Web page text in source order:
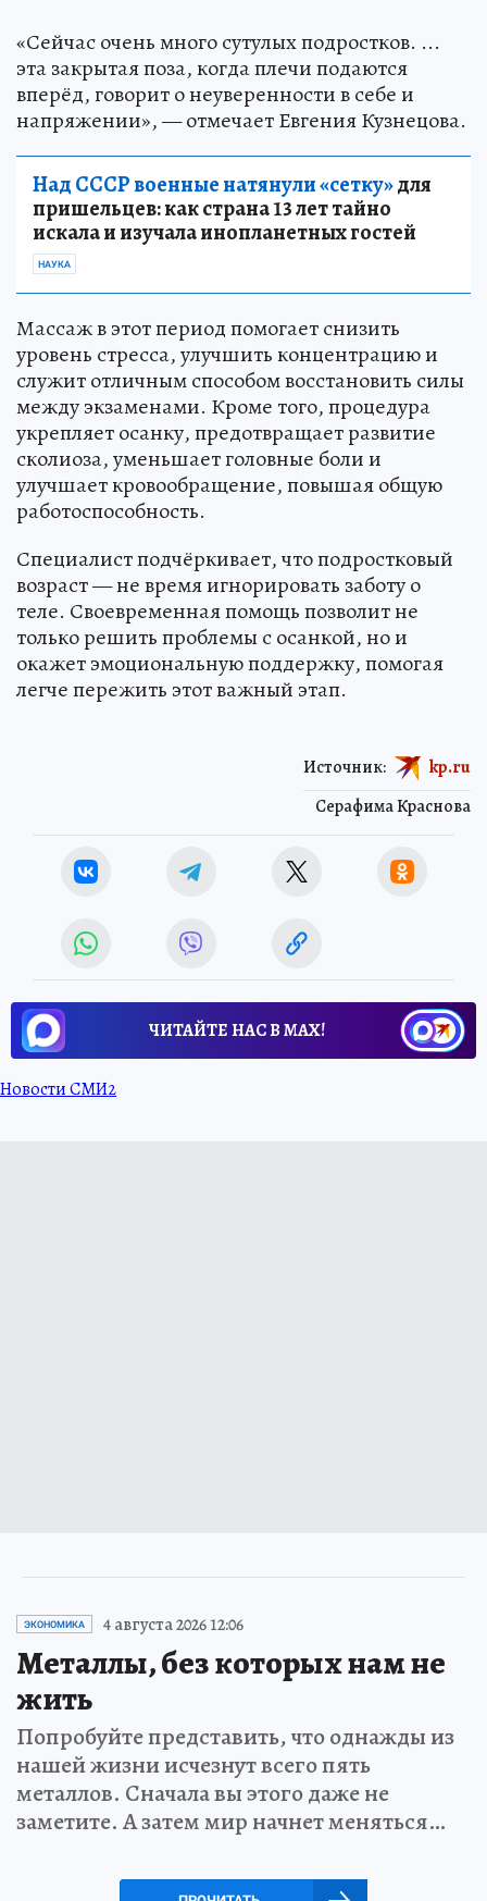
«Сейчас очень много сутулых подростков. ...
эта закрытая поза, когда плечи подаются
вперёд, говорит о неуверенности в себе и
напряжении», — отмечает Евгения Кузнецова.
Над СССР военные натянули «сетку»для
пришельцев: как страна 13 лет тайно
искала и изучала инопланетных гостей
НАУКА
Массаж в этот период помогает снизить
уровень стресса, улучшить концентрацию и
служит отличным способом восстановить силы
между экзаменами. Кроме того, процедура
укрепляет осанку, предотвращает развитие
сколиоза, уменьшает головные боли и
улучшает кровообращение, повышая общую
работоспособность.
Специалист подчёркивает, что подростковый
возраст — не время игнорировать заботу о
теле. Своевременная помощь позволит не
только решить проблемы с осанкой, но и
окажет эмоциональную поддержку, помогая
легче пережить этот важный этап.
Серафима Краснова
Источник: kp.ru
ЧИТАЙТЕ НАС В МАХ!
Новости СМИ2
ЭКОНОМИКА 4 августа 2026 12:06
Металлы, без которых нам не
жить
Попробуйте представить, что однажды из
нашей жизни исчезнут всего пять
металлов. Сначала вы этого даже не
заметите. А затем мир начнет меняться…